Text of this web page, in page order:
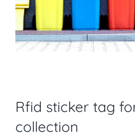
Rfid sticker tag
collection